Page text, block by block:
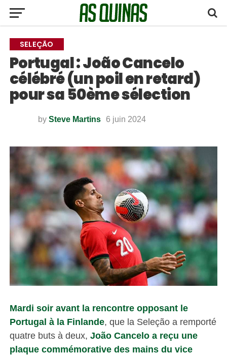
SELEÇÃO
Portugal : João Cancelo
célébré (un poil en retard)
pour sa 50ème sélection
by Steve Martins 6 juin 2024
Mardi soir avant la rencontre opposant le
Portugal à la Finlande, que la Seleção a remporté
quatre buts à deux, João Cancelo a reçu une
plaque commémorative des mains du vice